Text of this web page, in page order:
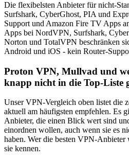
Die flexibelsten Anbieter für nicht-
Surfshark, CyberGhost, PIA und
Support und Amazon Fire TV Apps
Apps bei NordVPN, Surfshark,
Norton und TotalVPN beschränken
Android und iOS - kein Router-
Proton VPN, Mullvad und
knapp nicht in die Top-Liste
Unser VPN-Vergleich oben listet die
aktuell am häufigsten empfehlen. Es
Anbieter, die einen Blick wert sind
einordnen wollen, auch wenn sie es
haben. Wer die besten VPN-
sie kennen.